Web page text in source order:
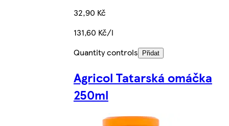
32,90 Kč
131,60 Kč/l
Quantity controls
Přidat
Agricol Tatarská omáčka
250ml